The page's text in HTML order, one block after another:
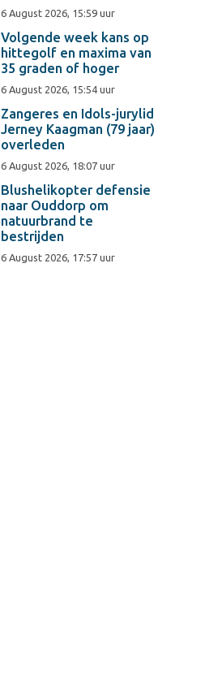
6 August 2026, 15:59 uur
Volgende week kans op
hittegolf en maxima van
35 graden of hoger
6 August 2026, 15:54 uur
Zangeres en Idols-jurylid
Jerney Kaagman (79 jaar)
overleden
6 August 2026, 18:07 uur
Blushelikopter defensie
naar Ouddorp om
natuurbrand te
bestrijden
6 August 2026, 17:57 uur